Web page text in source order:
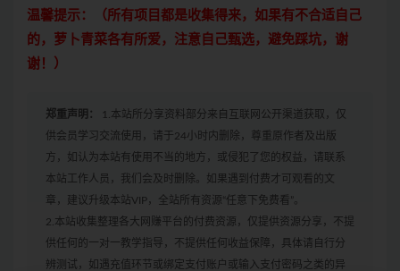
温馨提示：（所有项目都是收集得来，如果有不合适自己
的，萝卜青菜各有所爱，注意自己甄选，避免踩坑，谢
谢！）
郑重声明：
1.本站所分享资料部分来自互联网公开渠道获取，仅
供会员学习交流使用，请于24小时内删除，尊重原作者及出版
方，如认为本站有使用不当的地方，或侵犯了您的权益，请联系
本站工作人员，我们会及时删除。如果遇到付费才可观看的文
章，建议升级本站VIP，全站所有资源“任意下免费看”。
2.本站收集整理各大网赚平台的付费资源，仅提供资源分享，不提
供任何的一对一教学指导，不提供任何收益保障，具体请自行分
辨测试，如遇充值环节或绑定支付账户或输入支付密码之类的异